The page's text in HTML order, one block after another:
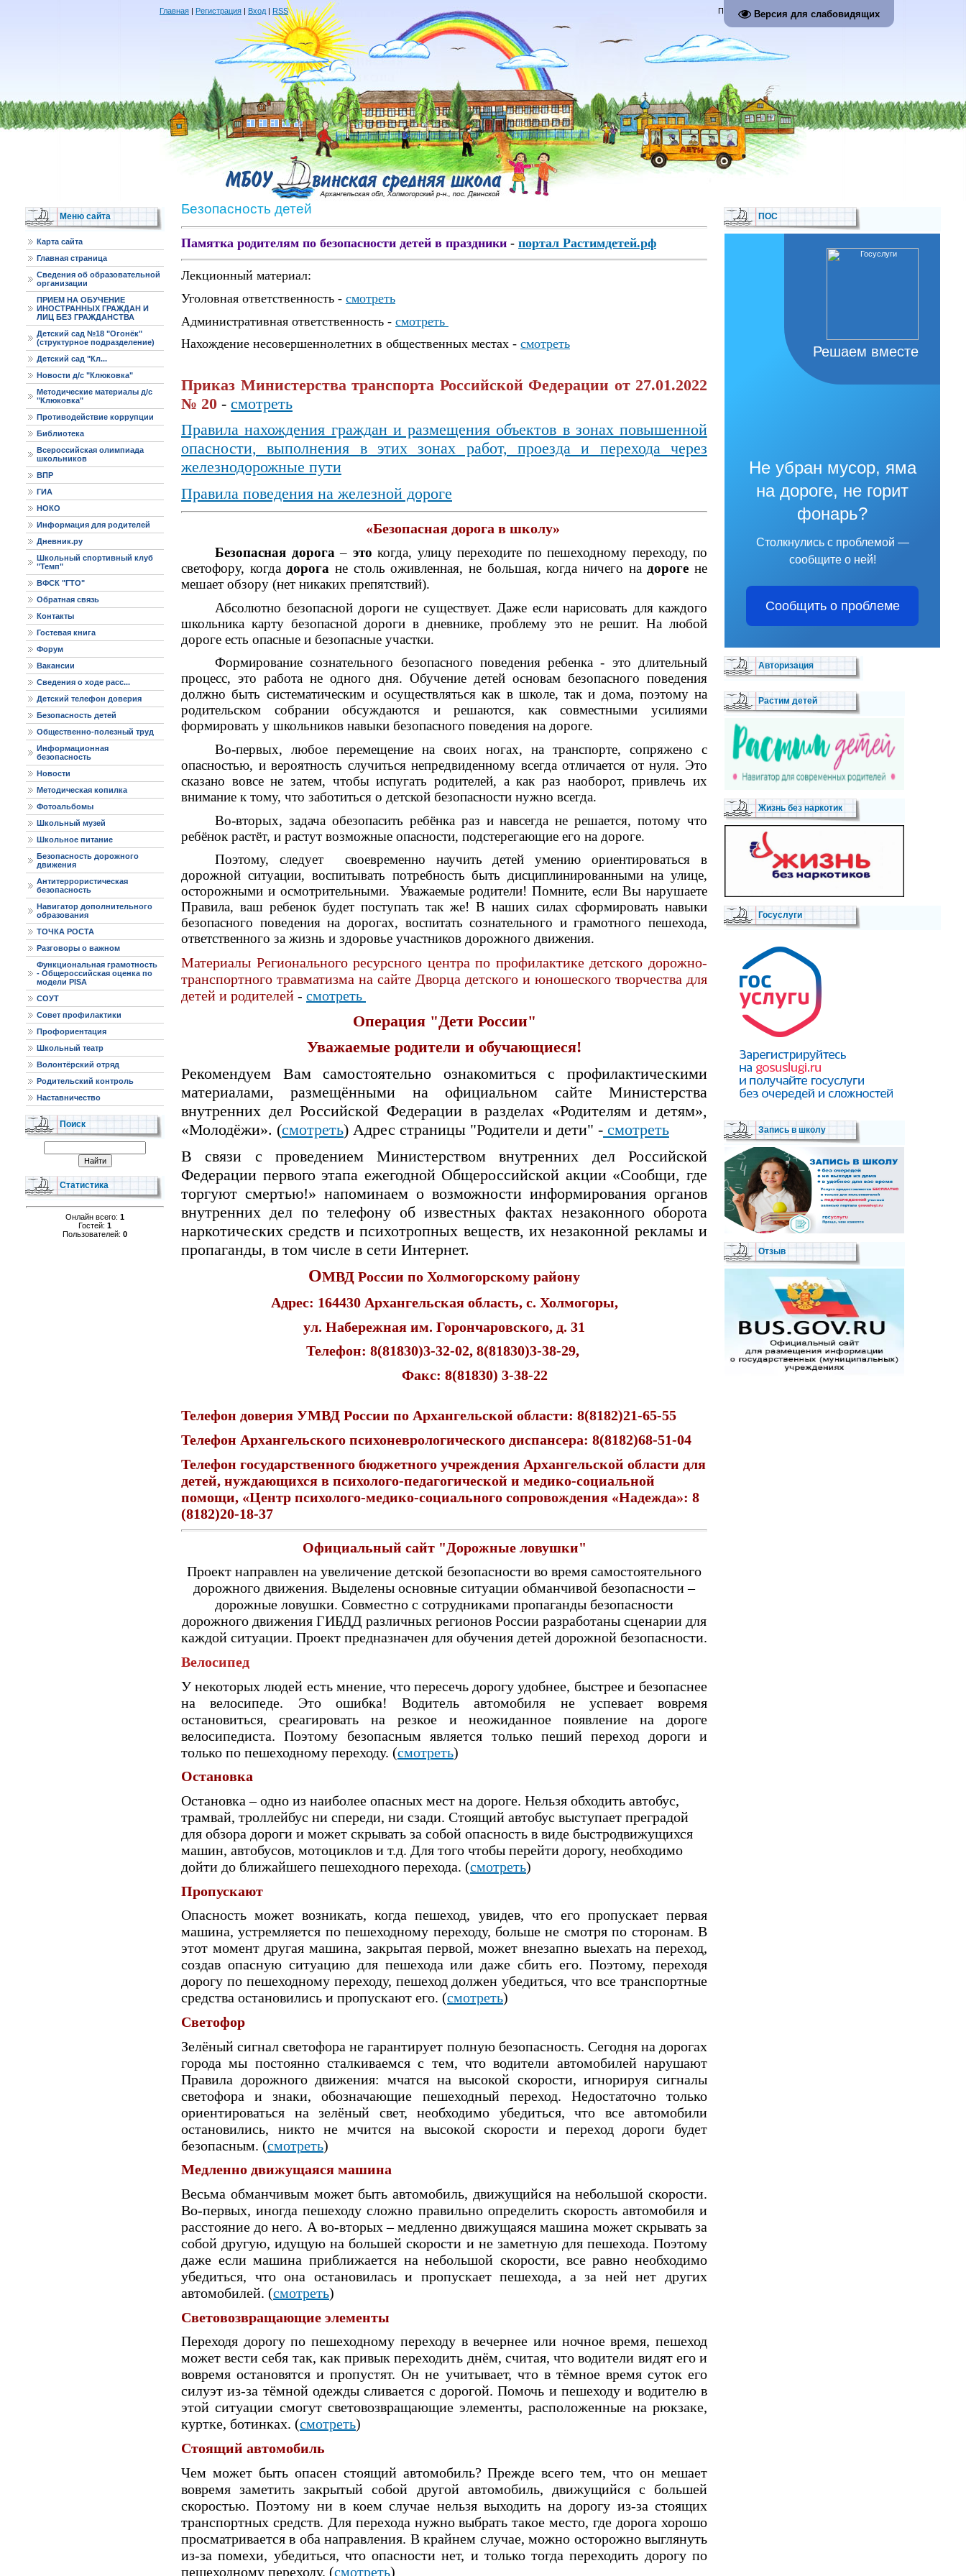
Версия для слабовидящих
Главная | Регистрация | Вход | RSS Приветствую Вас Гость
Меню сайта
Карта сайта
Главная страница
Сведения об образовательной
организации
ПРИЕМ НА ОБУЧЕНИЕ
ИНОСТРАННЫХ ГРАЖДАН И
ЛИЦ БЕЗ ГРАЖДАНСТВА
Детский сад №18 "Огонёк"
(структурное подразделение)
Детский сад "Кл...
Новости д/с "Клюковка"
Методические материалы д/с
"Клюковка"
Противодействие коррупции
Библиотека
Всероссийская олимпиада
школьников
ВПР
ГИА
НОКО
Информация для родителей
Дневник.ру
Школьный спортивный клуб
"Темп"
ВФСК "ГТО"
Обратная связь
Контакты
Гостевая книга
Форум
Вакансии
Сведения о ходе расс...
Детский телефон доверия
Безопасность детей
Общественно-полезный труд
Информационная
безопасность
Новости
Методическая копилка
Фотоальбомы
Школьный музей
Школьное питание
Безопасность дорожного
движения
Антитеррористическая
безопасность
Навигатор дополнительного
образования
ТОЧКА РОСТА
Разговоры о важном
Функциональная грамотность
- Общероссийская оценка по
модели PISA
СОУТ
Совет профилактики
Профориентация
Школьный театр
Волонтёрский отряд
Родительский контроль
Наставничество
Поиск
Статистика
Онлайн всего: 1
Гостей: 1
Пользователей: 0
Безопасность детей
Памятка родителям по безопасности детей в праздники - портал Растимдетей.рф
Лекционный материал:
Уголовная ответственность - смотреть
Административная ответственность - смотреть
Нахождение несовершеннолетних в общественных местах - смотреть
Приказ Министерства транспорта Российской Федерации от 27.01.2022
№ 20 - смотреть
Правила нахождения граждан и размещения объектов в зонах повышенной
опасности, выполнения в этих зонах работ, проезда и перехода через
железнодорожные пути
Правила поведения на железной дороге
«Безопасная дорога в школу»
Безопасная дорога – это когда, улицу переходите по пешеходному переходу, по
светофору, когда дорога не столь оживленная, не большая, когда ничего на дороге не
мешает обзору (нет никаких препятствий).
Абсолютно безопасной дороги не существует. Даже если нарисовать для каждого
школьника карту безопасной дороги в дневнике, проблему это не решит. На любой
дороге есть опасные и безопасные участки.
Формирование сознательного безопасного поведения ребенка - это длительный
процесс, это работа не одного дня. Обучение детей основам безопасного поведения
должно быть систематическим и осуществляться как в школе, так и дома, поэтому на
родительском собрании обсуждаются и решаются, как совместными усилиями
формировать у школьников навыки безопасного поведения на дороге.
Во-первых, любое перемещение на своих ногах, на транспорте, сопряжено с
опасностью, и вероятность случиться непредвиденному всегда отличается от нуля. Это
сказано вовсе не затем, чтобы испугать родителей, а как раз наоборот, привлечь их
внимание к тому, что заботиться о детской безопасности нужно всегда.
Во-вторых, задача обезопасить ребёнка раз и навсегда не решается, потому что
ребёнок растёт, и растут возможные опасности, подстерегающие его на дороге.
Поэтому, следует своевременно научить детей умению ориентироваться в
дорожной ситуации, воспитывать потребность быть дисциплинированными на улице,
осторожными и осмотрительными. Уважаемые родители! Помните, если Вы нарушаете
Правила, ваш ребенок будет поступать так же! В наших силах сформировать навыки
безопасного поведения на дорогах, воспитать сознательного и грамотного пешехода,
ответственного за жизнь и здоровье участников дорожного движения.
Материалы Регионального ресурсного центра по профилактике детского дорожно-
транспортного травматизма на сайте Дворца детского и юношеского творчества для
детей и родителей - смотреть
Операция "Дети России"
Уважаемые родители и обучающиеся!
Рекомендуем Вам самостоятельно ознакомиться с профилактическими
материалами, размещёнными на официальном сайте Министерства
внутренних дел Российской Федерации в разделах «Родителям и детям»,
«Молодёжи». (смотреть) Адрес страницы "Родители и дети" - смотреть
В связи с проведением Министерством внутренних дел Российской
Федерации первого этапа ежегодной Общероссийской акции «Сообщи, где
торгуют смертью!» напоминаем о возможности информирования органов
внутренних дел по телефону об известных фактах незаконного оборота
наркотических средств и психотропных веществ, их незаконной рекламы и
пропаганды, в том числе в сети Интернет.
ОМВД России по Холмогорскому району
Адрес: 164430 Архангельская область, с. Холмогоры,
ул. Набережная им. Горончаровского, д. 31
Телефон: 8(81830)3-32-02, 8(81830)3-38-29,
Факс: 8(81830) 3-38-22
Телефон доверия УМВД России по Архангельской области: 8(8182)21-65-55
Телефон Архангельского психоневрологического диспансера: 8(8182)68-51-04
Телефон государственного бюджетного учреждения Архангельской области для
детей, нуждающихся в психолого-педагогической и медико-социальной
помощи, «Центр психолого-медико-социального сопровождения «Надежда»: 8
(8182)20-18-37
Официальный сайт "Дорожные ловушки"
Проект направлен на увеличение детской безопасности во время самостоятельного
дорожного движения. Выделены основные ситуации обманчивой безопасности –
дорожные ловушки. Совместно с сотрудниками пропаганды безопасности
дорожного движения ГИБДД различных регионов России разработаны сценарии для
каждой ситуации. Проект предназначен для обучения детей дорожной безопасности.
Велосипед
У некоторых людей есть мнение, что пересечь дорогу удобнее, быстрее и безопаснее
на велосипеде. Это ошибка! Водитель автомобиля не успевает вовремя
остановиться, среагировать на резкое и неожиданное появление на дороге
велосипедиста. Поэтому безопасным является только пеший переход дороги и
только по пешеходному переходу. (смотреть)
Остановка
Остановка – одно из наиболее опасных мест на дороге. Нельзя обходить автобус,
трамвай, троллейбус ни спереди, ни сзади. Стоящий автобус выступает преградой
для обзора дороги и может скрывать за собой опасность в виде быстродвижущихся
машин, автобусов, мотоциклов и т.д. Для того чтобы перейти дорогу, необходимо
дойти до ближайшего пешеходного перехода. (смотреть)
Пропускают
Опасность может возникать, когда пешеход, увидев, что его пропускает первая
машина, устремляется по пешеходному переходу, больше не смотря по сторонам. В
этот момент другая машина, закрытая первой, может внезапно выехать на переход,
создав опасную ситуацию для пешехода или даже сбить его. Поэтому, переходя
дорогу по пешеходному переходу, пешеход должен убедиться, что все транспортные
средства остановились и пропускают его. (смотреть)
Светофор
Зелёный сигнал светофора не гарантирует полную безопасность. Сегодня на дорогах
города мы постоянно сталкиваемся с тем, что водители автомобилей нарушают
Правила дорожного движения: мчатся на высокой скорости, игнорируя сигналы
светофора и знаки, обозначающие пешеходный переход. Недостаточно только
ориентироваться на зелёный свет, необходимо убедиться, что все автомобили
остановились, никто не мчится на высокой скорости и переход дороги будет
безопасным. (смотреть)
Медленно движущаяся машина
Весьма обманчивым может быть автомобиль, движущийся на небольшой скорости.
Во-первых, иногда пешеходу сложно правильно определить скорость автомобиля и
расстояние до него. А во-вторых – медленно движущаяся машина может скрывать за
собой другую, идущую на большей скорости и не заметную для пешехода. Поэтому
даже если машина приближается на небольшой скорости, все равно необходимо
убедиться, что она остановилась и пропускает пешехода, а за ней нет других
автомобилей. (смотреть)
Световозвращающие элементы
Переходя дорогу по пешеходному переходу в вечернее или ночное время, пешеход
может вести себя так, как привык переходить днём, считая, что водители видят его и
вовремя остановятся и пропустят. Он не учитывает, что в тёмное время суток его
силуэт из-за тёмной одежды сливается с дорогой. Помочь и пешеходу и водителю в
этой ситуации смогут световозвращающие элементы, расположенные на рюкзаке,
куртке, ботинках. (смотреть)
Стоящий автомобиль
Чем может быть опасен стоящий автомобиль? Прежде всего тем, что он мешает
вовремя заметить закрытый собой другой автомобиль, движущийся с большей
скоростью. Поэтому ни в коем случае нельзя выходить на дорогу из-за стоящих
транспортных средств. Для перехода нужно выбрать такое место, где дорога хорошо
просматривается в оба направления. В крайнем случае, можно осторожно выглянуть
из-за помехи, убедиться, что опасности нет, и только тогда переходить дорогу по
пешеходному переходу. (смотреть)
ПОС
Решаем вместе
Не убран мусор, яма
на дороге, не горит
фонарь?
Столкнулись с проблемой —
сообщите о ней!
Сообщить о проблеме
Авторизация
Растим детей
Жизнь без наркотик
Госуслуги
Запись в школу
Отзыв